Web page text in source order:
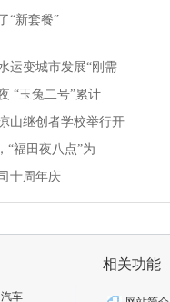
“新套餐”
运变城市发展“刚需
“玉兔二号”累计
山继创者学校举行开
“福田夜八点”为
十周年庆
汽车
相关功能